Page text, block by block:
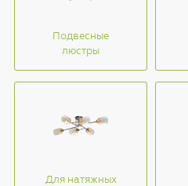
Подвесные
люстры
Для натяжных